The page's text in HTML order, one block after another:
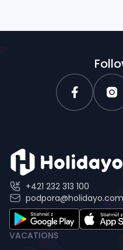
+421 232 313 100
podpora@holidayo.com
VACATIONS